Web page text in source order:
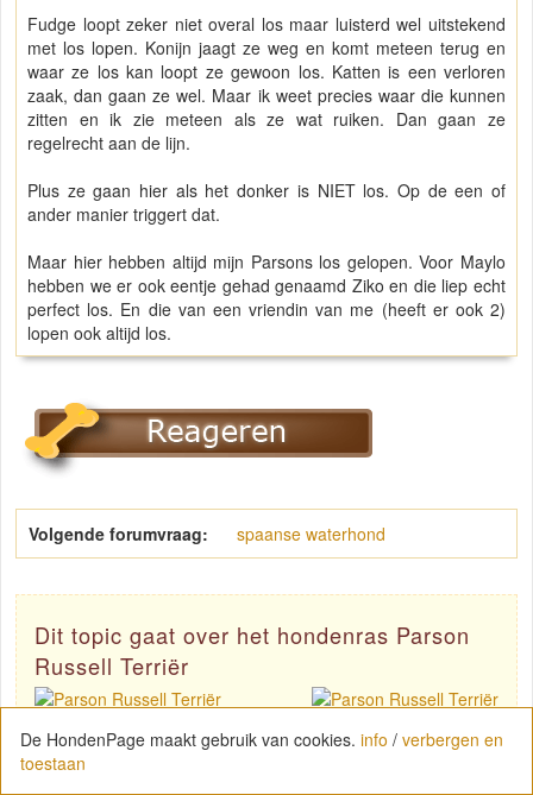
Fudge loopt zeker niet overal los maar luisterd wel uitstekend
met los lopen. Konijn jaagt ze weg en komt meteen terug en
waar ze los kan loopt ze gewoon los. Katten is een verloren
zaak, dan gaan ze wel. Maar ik weet precies waar die kunnen
zitten en ik zie meteen als ze wat ruiken. Dan gaan ze
regelrecht aan de lijn.
Plus ze gaan hier als het donker is NIET los. Op de een of
ander manier triggert dat.
Maar hier hebben altijd mijn Parsons los gelopen. Voor Maylo
hebben we er ook eentje gehad genaamd Ziko en die liep echt
perfect los. En die van een vriendin van me (heeft er ook 2)
lopen ook altijd los.
Volgende forumvraag: spaanse waterhond
Dit topic gaat over het hondenras Parson
Russell Terriër
De HondenPage maakt gebruik van cookies. info / verbergen en
toestaan